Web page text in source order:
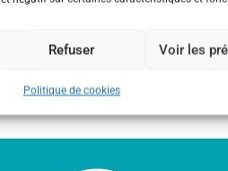
Refuser Voir les
Politique de cookies